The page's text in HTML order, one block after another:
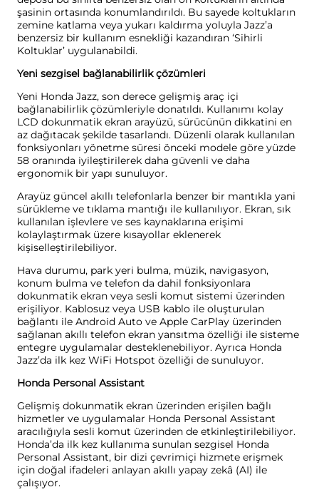
şasinin ortasında konumlandırıldı. Bu sayede koltukların
zemine katlama veya yukarı kaldırma yoluyla Jazz’a
benzersiz bir kullanım esnekliği kazandıran ‘Sihirli
Koltuklar’ uygulanabildi.
Yeni sezgisel bağlanabilirlik çözümleri
Yeni Honda Jazz, son derece gelişmiş araç içi
bağlanabilirlik çözümleriyle donatıldı. Kullanımı kolay
LCD dokunmatik ekran arayüzü, sürücünün dikkatini en
az dağıtacak şekilde tasarlandı. Düzenli olarak kullanılan
fonksiyonları yönetme süresi önceki modele göre yüzde
58 oranında iyileştirilerek daha güvenli ve daha
ergonomik bir yapı sunuluyor.
Arayüz güncel akıllı telefonlarla benzer bir mantıkla yani
sürükleme ve tıklama mantığı ile kullanılıyor. Ekran, sık
kullanılan işlevlere ve ses kaynaklarına erişimi
kolaylaştırmak üzere kısayollar eklenerek
kişiselleştirilebiliyor.
Hava durumu, park yeri bulma, müzik, navigasyon,
konum bulma ve telefon da dahil fonksiyonlara
dokunmatik ekran veya sesli komut sistemi üzerinden
erişiliyor. Kablosuz veya USB kablo ile oluşturulan
bağlantı ile Android Auto ve Apple CarPlay üzerinden
sağlanan akıllı telefon ekran yansıtma özelliği ile sisteme
entegre uygulamalar desteklenebiliyor. Ayrıca Honda
Jazz’da ilk kez WiFi Hotspot özelliği de sunuluyor.
Honda Personal Assistant
Gelişmiş dokunmatik ekran üzerinden erişilen bağlı
hizmetler ve uygulamalar Honda Personal Assistant
aracılığıyla sesli komut üzerinden de etkinleştirilebiliyor.
Honda’da ilk kez kullanıma sunulan sezgisel Honda
Personal Assistant, bir dizi çevrimiçi hizmete erişmek
için doğal ifadeleri anlayan akıllı yapay zekâ (AI) ile
çalışıyor.